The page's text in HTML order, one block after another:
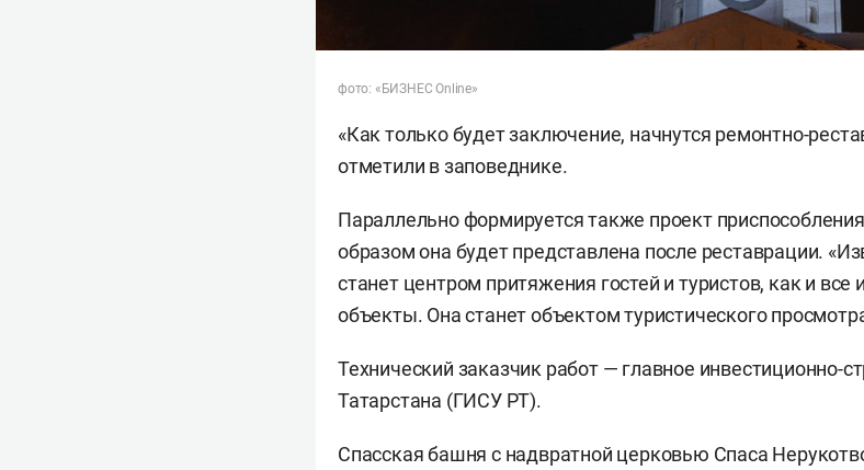
фото: «БИЗНЕС Online»
«Как только будет заключение, начнутся ремонтно-
отметили в заповеднике.
Параллельно формируется также проект
образом она будет представлена после реставрации.
станет центром притяжения гостей и туристов, как и все
объекты. Она станет объектом туристического
Технический заказчик работ — главное инвестиционно-
Татарстана (ГИСУ РТ).
Спасская башня с надвратной церковью Спаса